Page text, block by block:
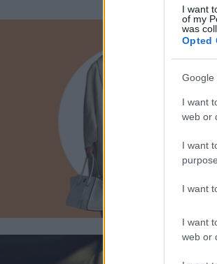
I want
of my
was
Opted
Google
I want
web or
I want
I want
I want
web or